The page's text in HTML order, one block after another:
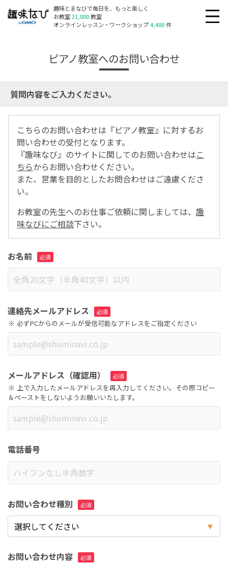
趣味とまなびで毎日を、もっと楽しく
お教室21,000教室
オンラインレッスン・ワークショップ4,400件
ピアノ教室へのお問い合わせ
質問内容をご入力ください。
こちらのお問い合わせは『ピアノ教室』に対するお
問い合わせの受付となります。
『趣味なび』のサイトに関してのお問い合わせはこ
ちらからお問い合わせください。
また、営業を目的としたお問合わせはご遠慮くださ
い。
お教室の先生へのお仕事ご依頼に関しましては、 趣
味なびにご相談下さい。
お名前
連絡先メールアドレス
必ずPCからのメールが受信可能なアドレスをご指定ください
メールアドレス（確認用）
上で入力したメールアドレスを再入力してください。その際コピー
＆ペーストをしないようお願いいたします。
電話番号
お問い合わせ種別
お問い合わせ内容